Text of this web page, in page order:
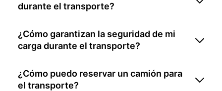
durante el transporte?
¿Cómo garantizan la seguridad de mi
carga durante el transporte?
¿Cómo puedo reservar un camión para
el transporte?